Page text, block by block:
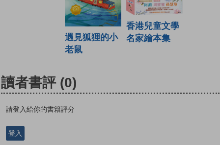
遇見狐狸的小
老鼠
香港兒童文學
名家繪本集
讀者書評 (0)
請登入給你的書籍評分
登入